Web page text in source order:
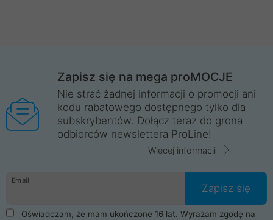
Zapisz się na mega proMOCJE
Nie strać żadnej informacji o promocji ani
kodu rabatowego dostępnego tylko dla
subskrybentów. Dołącz teraz do grona
odbiorców newslettera ProLine!
Więcej informacji
Email
Zapisz się
Oświadczam, że mam ukończone 16 lat. Wyrażam zgodę na